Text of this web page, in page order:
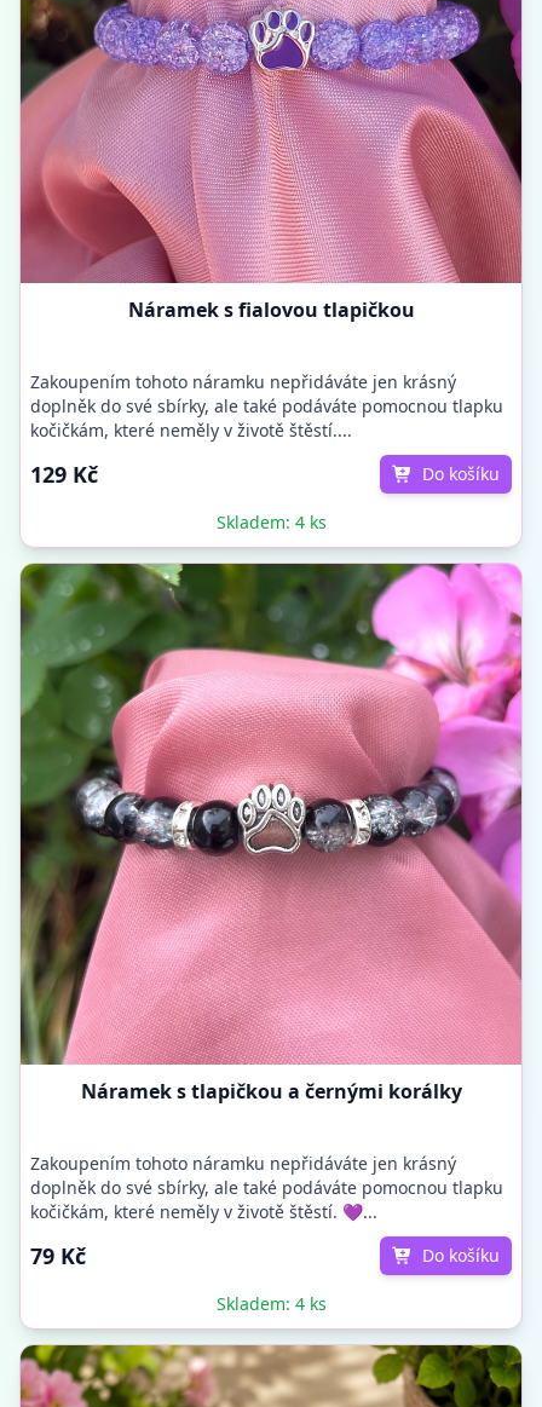
Náramek s fialovou tlapičkou
Zakoupením tohoto náramku nepřidáváte jen krásný
doplněk do své sbírky, ale také podáváte pomocnou tlapku
kočičkám, které neměly v životě štěstí....
129 Kč Do košíku
Skladem: 4 ks
Náramek s tlapičkou a černými korálky
Zakoupením tohoto náramku nepřidáváte jen krásný
doplněk do své sbírky, ale také podáváte pomocnou tlapku
kočičkám, které neměly v životě štěstí. 💜...
79 Kč Do košíku
Skladem: 4 ks